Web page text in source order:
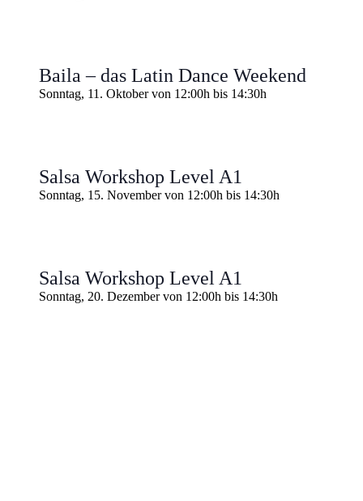
Baila – das Latin Dance Weekend
Sonntag, 11. Oktober von 12:00h bis 14:30h
Salsa Workshop Level A1
Sonntag, 15. November von 12:00h bis 14:30h
Salsa Workshop Level A1
Sonntag, 20. Dezember von 12:00h bis 14:30h